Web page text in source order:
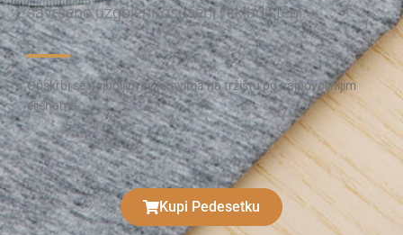
savršeno uzgojeni, osušeni i skladišteni.
Opskrbi se najboljim cvijetovima na tržištu po najpovoljnijim
cijenama
Kupi Pedesetku